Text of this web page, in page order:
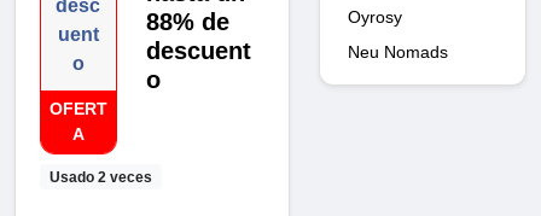
desc
uent
o
OFERT
A
Usado 2 veces
88% de
descuent
o
Oyrosy
Neu Nomads